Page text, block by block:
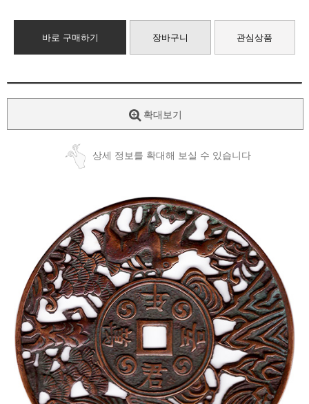
바로 구매하기 장바구니 관심상품
확대보기
상세 정보를 확대해 보실 수 있습니다